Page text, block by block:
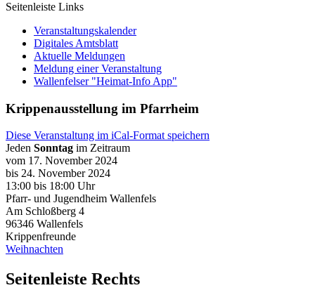
Seitenleiste Links
Veranstaltungskalender
Digitales Amtsblatt
Aktuelle Meldungen
Meldung einer Veranstaltung
Wallenfelser "Heimat-Info App"
Krippenausstellung im Pfarrheim
Diese Veranstaltung im iCal-Format speichern
Jeden Sonntag im Zeitraum
vom 17. November 2024
bis 24. November 2024
13:00 bis 18:00 Uhr
Pfarr- und Jugendheim Wallenfels
Am Schloßberg 4
96346 Wallenfels
Krippenfreunde
Weihnachten
Seitenleiste Rechts